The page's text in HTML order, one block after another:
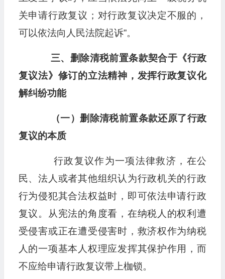
关申请行政复议；对行政复议决定不服的，
可以依法向人民法院起诉”。
三、删除清税前置条款契合于《行政
复议法》修订的立法精神，发挥行政复议化
解纠纷功能
（一）删除清税前置条款还原了行政
复议的本质
行政复议作为一项法律救济，在公
民、法人或者其他组织认为行政机关的行政
行为侵犯其合法权益时，即可依法申请行政
复议。从宪法的角度看，在纳税人的权利遭
受侵害或正在遭受侵害时，救济权作为纳税
人的一项基本人权理应发挥其保护作用，而
不应给申请行政复议带上枷锁。